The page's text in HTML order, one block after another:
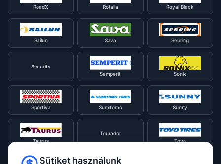
RoadX Rotalla Royal Black
Sailun Sava Sebring
Security
Semperit
Sonix
Sportiva Sumitomo Sunny
Taurus
Tourador
Toyo
Sütiket használunk